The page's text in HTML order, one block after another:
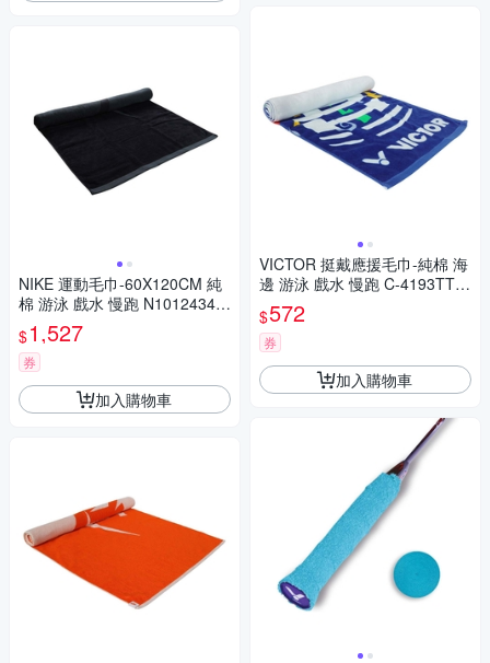
NIKE 運動毛巾-60X120CM 純
棉 游泳 戲水 慢跑 N10124340
46LG 黑深灰
$1,527
券
加入購物車
VICTOR 挺戴應援毛巾-純棉 海
邊 游泳 戲水 慢跑 C-4193TTB
藍白水藍
$572
券
加入購物車